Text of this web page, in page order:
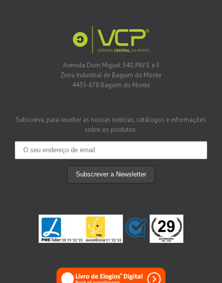
Avenida Dom Miguel 340, PAV E e F
Zona Industrial de Baguim do Monte
4435-678 Baguim do Monte
Subscreva, para receber as nossas notícias, catálogos e informações
sobre os produtos.